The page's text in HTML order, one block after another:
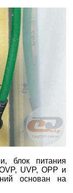
блок питания
UVP, OPP и
основан на